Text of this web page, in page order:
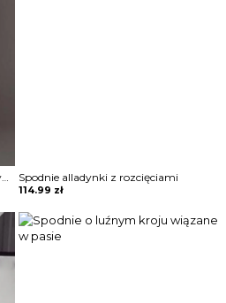
Spodnie o prostej nogawce z ozdobnymi guzikami Spodnie alladynki z rozcięciami
114.99 zł